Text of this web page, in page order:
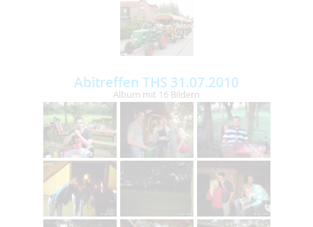
Abitreffen THS 31.07.2010
Album mit 16 Bildern